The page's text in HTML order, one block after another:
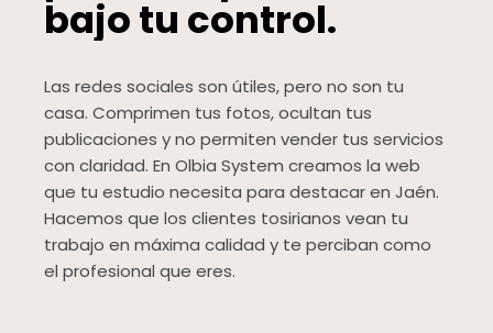
bajo tu control.
Las redes sociales son útiles, pero no son tu
casa. Comprimen tus fotos, ocultan tus
publicaciones y no permiten vender tus servicios
con claridad. En Olbia System creamos la web
que tu estudio necesita para destacar en Jaén.
Hacemos que los clientes tosirianos vean tu
trabajo en máxima calidad y te perciban como
el profesional que eres.